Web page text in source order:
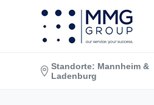
Standorte: Mannheim &
Ladenburg